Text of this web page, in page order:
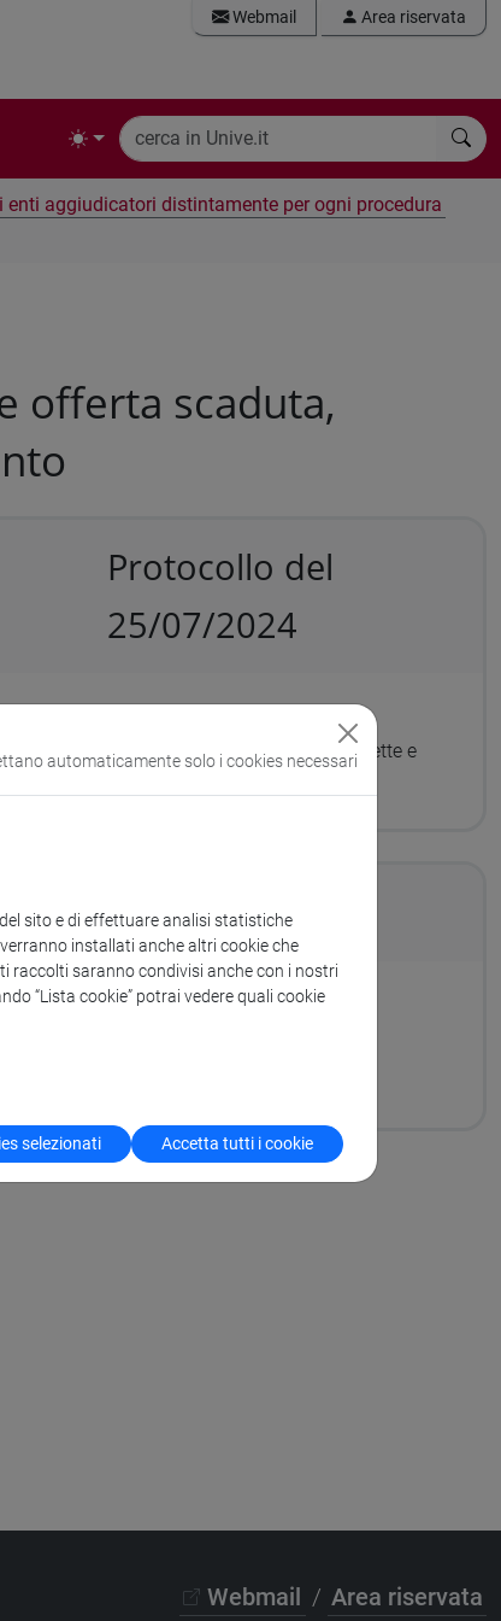
Webmail Area riservata
aggiudicatori distintamente per ogni procedura
offerta scaduta,
Protocollo del
25/07/2024
monografico “Pratiche commerciali scorrette e
Webmail / Area riservata
automaticamente solo i cookies necessari
sito e di effettuare analisi statistiche
installati anche altri cookie che
raccolti saranno condivisi anche con i nostri
“Lista cookie” potrai vedere quali cookie
selezionati Accetta tutti i cookie